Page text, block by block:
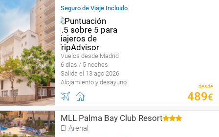
Seguro de Viaje Incluido
Vuelos desde Madrid
6 días / 5 noches
Salida el 13 ago 2026
Alojamiento y desayuno
desde
489€
MLL Palma Bay Club Resort
El Arenal